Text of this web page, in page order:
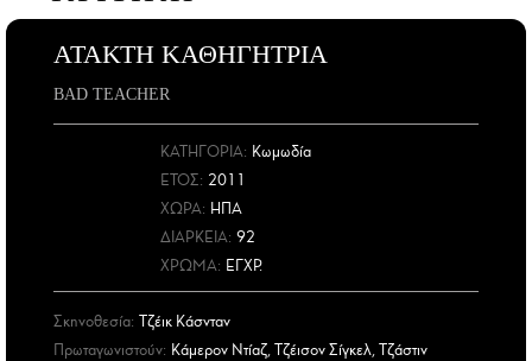
ΑΤΑΚΤΗ ΚΑΘΗΓΗΤΡΙΑ
BAD TEACHER
ΚΑΤΗΓΟΡΙΑ: Κωμωδία
ΕΤΟΣ: 2011
ΧΩΡΑ: ΗΠΑ
ΔΙΑΡΚΕΙΑ: 92
ΧΡΩΜΑ: ΕΓΧΡ.
Σκηνοθεσία: Τζέικ Κάσνταν
Πρωταγωνιστούν: Κάμερον Ντίαζ, Τζέισον Σίγκελ, Τζάστιν